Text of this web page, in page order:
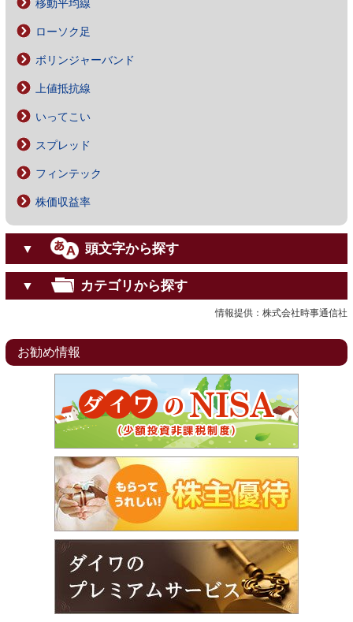
移動平均線
ローソク足
ボリンジャーバンド
上値抵抗線
いってこい
スプレッド
フィンテック
株価収益率
▼ 頭文字から探す
▼ カテゴリから探す
情報提供：株式会社時事通信社
お勧め情報